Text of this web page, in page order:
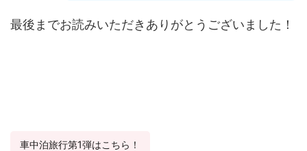
最後までお読みいただきありがとうございました！
車中泊旅行第1弾はこちら！